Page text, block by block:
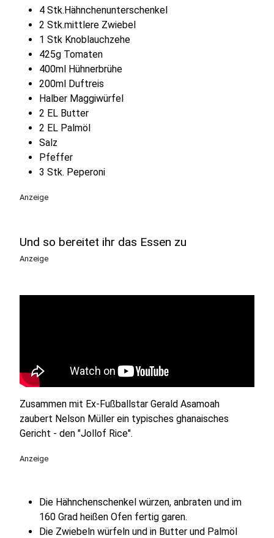
4 Stk.Hähnchenunterschenkel
2 Stk.mittlere Zwiebel
1 Stk Knoblauchzehe
425g Tomaten
400ml Hühnerbrühe
200ml Duftreis
Halber Maggiwürfel
2 EL Butter
2 EL Palmöl
Salz
Pfeffer
3 Stk. Peperoni
Anzeige
Und so bereitet ihr das Essen zu
Anzeige
Zusammen mit Ex-Fußballstar Gerald Asamoah
zaubert Nelson Müller ein typisches ghanaisches
Gericht - den "Jollof Rice".
Anzeige
Die Hähnchenschenkel würzen, anbraten und im
160 Grad heißen Ofen fertig garen.
Die Zwiebeln würfeln und in Butter und Palmöl